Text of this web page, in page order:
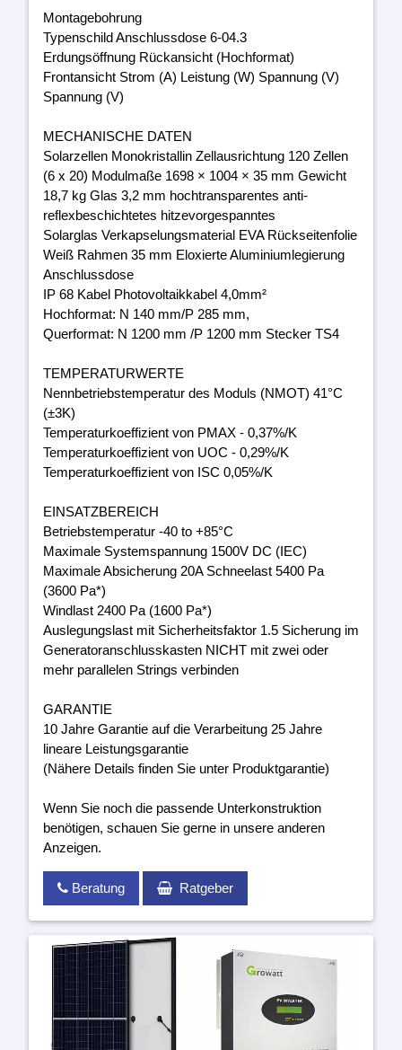
Montagebohrung
Typenschild Anschlussdose 6-04.3
Erdungsöffnung Rückansicht (Hochformat)
Frontansicht Strom (A) Leistung (W) Spannung (V)
Spannung (V)
MECHANISCHE DATEN
Solarzellen Monokristallin Zellausrichtung 120 Zellen
(6 x 20) Modulmaße 1698 × 1004 × 35 mm Gewicht
18,7 kg Glas 3,2 mm hochtransparentes anti-
reflexbeschichtetes hitzevorgespanntes
Solarglas Verkapselungsmaterial EVA Rückseitenfolie
Weiß Rahmen 35 mm Eloxierte Aluminiumlegierung
Anschlussdose
IP 68 Kabel Photovoltaikkabel 4,0mm²
Hochformat: N 140 mm/P 285 mm,
Querformat: N 1200 mm /P 1200 mm Stecker TS4
TEMPERATURWERTE
Nennbetriebstemperatur des Moduls (NMOT) 41°C
(±3K)
Temperaturkoeffizient von PMAX - 0,37%/K
Temperaturkoeffizient von UOC - 0,29%/K
Temperaturkoeffizient von ISC 0,05%/K
EINSATZBEREICH
Betriebstemperatur -40 to +85°C
Maximale Systemspannung 1500V DC (IEC)
Maximale Absicherung 20A Schneelast 5400 Pa
(3600 Pa*)
Windlast 2400 Pa (1600 Pa*)
Auslegungslast mit Sicherheitsfaktor 1.5 Sicherung im
Generatoranschlusskasten NICHT mit zwei oder
mehr parallelen Strings verbinden
GARANTIE
10 Jahre Garantie auf die Verarbeitung 25 Jahre
lineare Leistungsgarantie
(Nähere Details finden Sie unter Produktgarantie)
Wenn Sie noch die passende Unterkonstruktion
benötigen, schauen Sie gerne in unsere anderen
Anzeigen.
Beratung Ratgeber